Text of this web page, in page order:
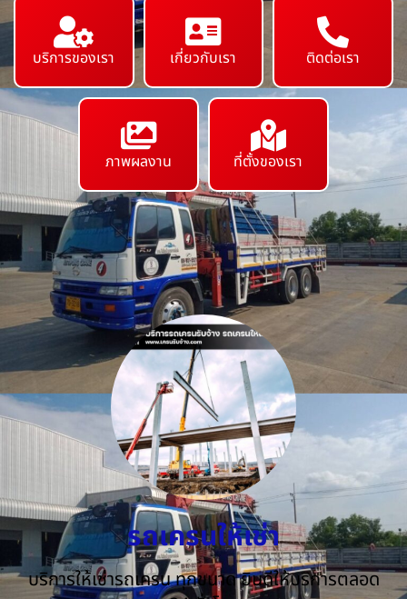
บริการของเรา เกี่ยวกับเรา ติดต่อเรา
ภาพผลงาน ที่ตั้งของเรา
รถเครนให้เช่า
บริการให้เช่ารถเครน ทุกขนาด ยินดีให้บริการตลอด